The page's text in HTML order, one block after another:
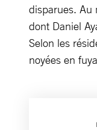
disparues. Au
dont Daniel
Selon les
noyées en